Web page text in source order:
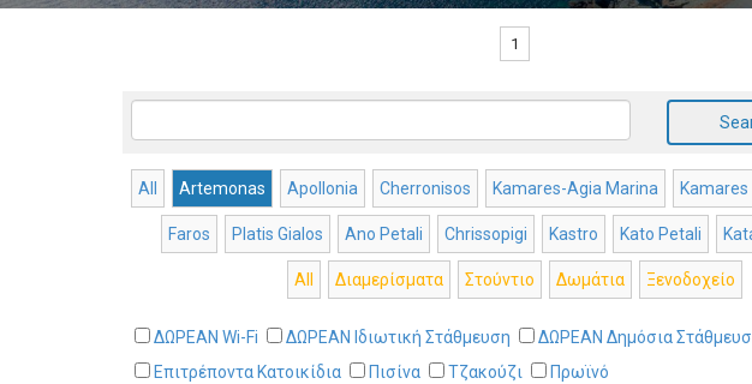
1
All Artemonas Apollonia Cherronisos Kamares-Agia Marina Kamares
Faros Platis Gialos Ano Petali Chrissopigi Kastro Kato Petali
All Διαμερίσματα Στούντιο Δωμάτια Ξενοδοχείο
ΔΩΡΕΑΝ Wi-Fi ΔΩΡΕΑΝ Ιδιωτική Στάθμευση
ΔΩΡΕΑΝ Δημόσια
Επιτρέποντα Κατοικίδια
Πισίνα Τζακούζι Πρωϊνό